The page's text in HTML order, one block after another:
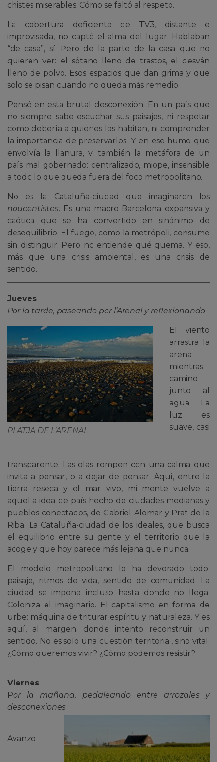
chistes miserables. Cómo se faltó al respeto.
La cobertura deficiente de TV3, distante e
improvisada, no captó el alma del lugar. Hablaban
“de casa”, sí. Pero de la parte de la casa que no
quieren ver: el sótano lleno de trastos, el desván
lleno de polvo. Esos espacios que dan grima y que
solo se pisan cuando no queda más remedio.
Pensé en esta brutal desconexión. En un país que
no siempre sabe escuchar sus paisajes, ni respetar
como debería a quienes los habitan, ni comprender
la importancia de preservarlos. Y en ese humo que
envolvía la llanura, vi también la metáfora de un
país mal gobernado: centralizado, miope, insensible
a todo lo que queda fuera del foco metropolitano.
No es la Cataluña-ciudad que imaginaron los
noucentistes. Es una macro Barcelona expansiva y
caótica que se ha convertido en sinónimo de
desequilibrio. El fuego, como la metrópoli, consume
sin distinguir. Pero no entiende qué quema. Y eso,
más que una crisis ambiental, es una crisis de
sentido.
Jueves
Por la tarde, paseando por l’Arenal y reflexionando
PLATJA DE L’ARENAL
El viento
arrastra la
arena
mientras
camino
junto al
agua. La
luz es
suave, casi
transparente. Las olas rompen con una calma que
invita a pensar, o a dejar de pensar. Aquí, entre la
tierra reseca y el mar vivo, mi mente vuelve a
aquella idea de país hecho de ciudades medianas y
pueblos conectados, de Gabriel Alomar y Prat de la
Riba. La Cataluña-ciudad de los ideales, que busca
el equilibrio entre su gente y el territorio que la
acoge y que hoy parece más lejana que nunca.
El modelo metropolitano lo ha devorado todo:
paisaje, ritmos de vida, sentido de comunidad. La
ciudad se impone incluso hasta donde no llega.
Coloniza el imaginario. El capitalismo en forma de
urbe: máquina de triturar espíritu y naturaleza. Y es
aquí, al margen, donde intento reconstruir un
sentido. No es solo una cuestión territorial, sino vital.
¿Cómo queremos vivir? ¿Cómo podemos resistir?
Viernes
Por la mañana, pedaleando entre arrozales y
desconexiones
Avanzo